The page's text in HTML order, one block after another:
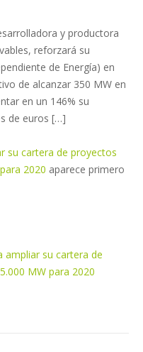
y productora
reforzará su
de Energía) en
de alcanzar 350 MW en
en un 146% su
de euros […]
su cartera de proyectos
2020 aparece primero
ampliar su cartera de
MW para 2020